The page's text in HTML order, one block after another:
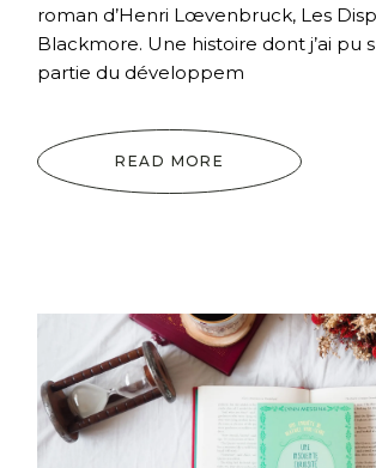
roman d’Henri Lœvenbruck, Les
Blackmore. Une histoire dont j’ai pu
partie du développem
READ MORE